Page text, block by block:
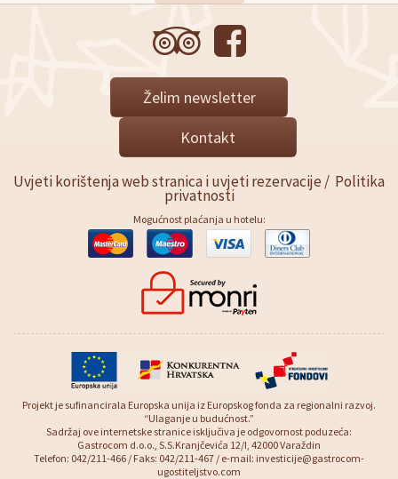
Želim newsletter
Kontakt
Uvjeti korištenja web stranica i uvjeti rezervacije / Politika
privatnosti
Mogućnost plaćanja u hotelu:
Projekt je sufinancirala Europska unija iz Europskog fonda za regionalni razvoj.
“Ulaganje u budućnost.”
Sadržaj ove internetske stranice isključiva je odgovornost poduzeća:
Gastrocom d.o.o., S.S.Kranjčevića 12/I, 42000 Varaždin
Telefon: 042/211-466 / Faks: 042/211-467 / e-mail: investicije@gastrocom-
ugostiteljstvo.com